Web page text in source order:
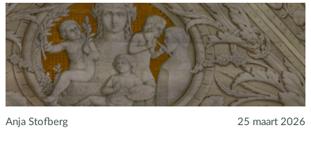
Anja Stofberg 25 maart 2026